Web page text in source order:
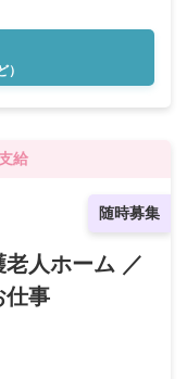
）
給
随時募集
老人ホーム ／
仕事